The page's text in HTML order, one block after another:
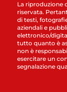
La riproduzione
riservata.
di testi,
aziendali e
elettronico/
tutto quanto è
non è
esercitare un
segnalazione